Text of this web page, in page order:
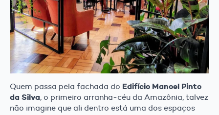
Quem passa pela fachada do Edifício Manoel Pinto
da Silva, o primeiro arranha-céu da Amazônia, talvez
não imagine que ali dentro está uma dos espaços